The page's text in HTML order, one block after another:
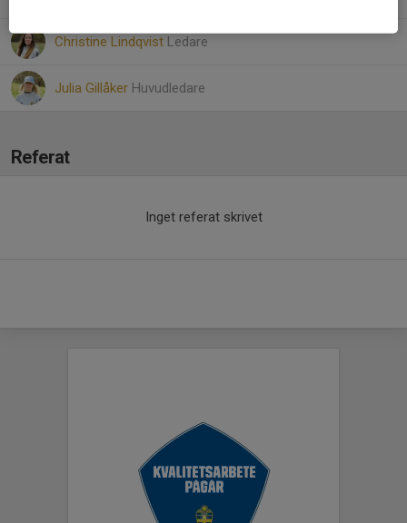
Christine Lindqvist Ledare
Julia Gillåker Huvudledare
Referat
Inget referat skrivet